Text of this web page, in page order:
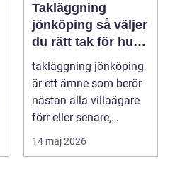
Takläggning
jönköping så väljer
du rätt tak för hus
och klimat
takläggning jönköping
är ett ämne som berör
nästan alla villaägare
förr eller senare,
eftersom taket...
14 maj 2026